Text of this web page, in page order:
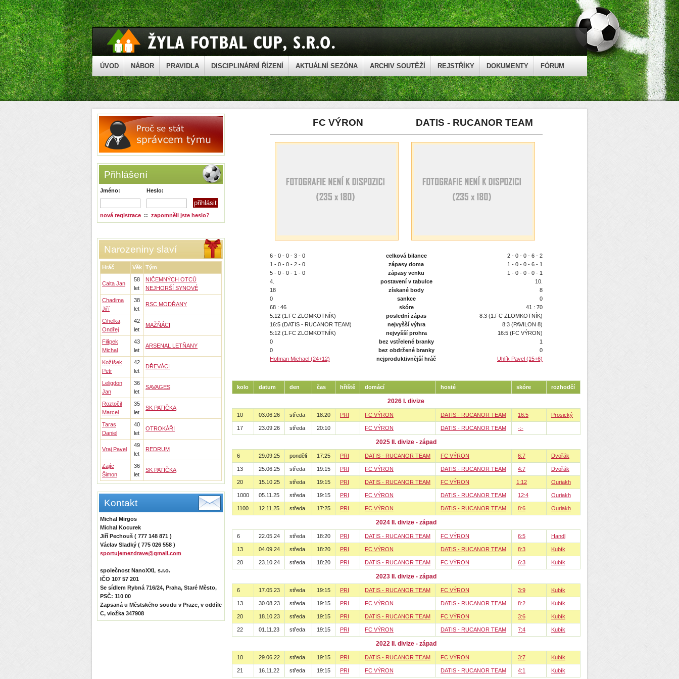
ÚVOD NÁBOR PRAVIDLA DISCIPLINÁRNÍ ŘÍZENÍ AKTUÁLNÍ SEZÓNA ARCHIV SOUTĚŽÍ REJSTŘÍKY DOKUMENTY FÓRUM
Přihlášení
Jméno: Heslo:
nová registrace :: zapomněli jste heslo?
Narozeniny slaví
Hráč Věk Tým
Calta Jan
58
let
NIČEMNÝCH OTCŮ
NEJHORŠÍ SYNOVÉ
Chadima
Jiří
38
let
RSC MODŘANY
Cihelka
Ondřej
42
let
MAŽŇÁCI
Filípek
Michal
43
let
ARSENAL LETŇANY
Kožíšek
Petr
42
let
DŘEVÁCI
Leligdon
Jan
36
let
SAVAGES
Roztočil
Marcel
35
let
SK PATIČKA
Taras
Daniel
40
let
OTROKÁŘI
Vraj Pavel
49
let
REDRUM
Zajíc
Šimon
36
let
SK PATIČKA
Kontakt
Michal Mirgos
Michal Kocurek
Jiří Pechouš ( 777 148 871 )
Václav Sladký ( 775 026 558 )
sportujemezdrave@gmail.com
společnost NanoXXL s.r.o.
IČO 107 57 201
Se sídlem Rybná 716/24, Praha, Staré Město,
PSČ: 110 00
Zapsaná u Městského soudu v Praze, v oddíle
C, vložka 347908
FC VÝRON DATIS - RUCANOR TEAM
6 - 0 - 0 - 3 - 0 celková bilance
2 - 0 - 0 - 6 - 2
1 - 0 - 0 - 2 - 0
zápasy doma
1 - 0 - 0 - 6 - 1
5 - 0 - 0 - 1 - 0
zápasy venku
1 - 0 - 0 - 0 - 1
4.
postavení v tabulce
10.
18
získané body
8
0
sankce
0
68 : 46
skóre
41 : 70
5:12 (1.FC ZLOMKOTNÍK)
poslední zápas
8:3 (1.FC ZLOMKOTNÍK)
16:5 (DATIS - RUCANOR TEAM)
nejvyšší výhra
8:3 (PAVILON 8)
5:12 (1.FC ZLOMKOTNÍK)
nejvyšší prohra
16:5 (FC VÝRON)
0
bez vstřelené branky
1
0
bez obdržené branky
0
Hofman Michael (24+12)
nejproduktivnější hráč Uhlík Pavel (15+6)
kolo datum den čas hřiště domácí hosté skóre rozhodčí
2026 I. divize
10 03.06.26 středa 18:20 PRI FC VÝRON DATIS - RUCANOR TEAM 16:5 Prosický
17 23.09.26 středa 20:10 FC VÝRON DATIS - RUCANOR TEAM -:-
2025 II. divize - západ
6 29.09.25 pondělí 17:25 PRI DATIS - RUCANOR TEAM FC VÝRON 6:7 Dvořák
13 25.06.25 středa 19:15 PRI FC VÝRON DATIS - RUCANOR TEAM 4:7 Dvořák
20 15.10.25 středa 19:15 PRI DATIS - RUCANOR TEAM FC VÝRON 1:12 Ouriakh
1000 05.11.25 středa 19:15 PRI FC VÝRON DATIS - RUCANOR TEAM 12:4 Ouriakh
1100 12.11.25 středa 17:25 PRI FC VÝRON DATIS - RUCANOR TEAM 8:6 Ouriakh
2024 II. divize - západ
6 22.05.24 středa 18:20 PRI DATIS - RUCANOR TEAM FC VÝRON 6:5 Handl
13 04.09.24 středa 18:20 PRI FC VÝRON DATIS - RUCANOR TEAM 8:3 Kubík
20 23.10.24 středa 18:20 PRI DATIS - RUCANOR TEAM FC VÝRON 6:3 Kubík
2023 II. divize - západ
6 17.05.23 středa 19:15 PRI DATIS - RUCANOR TEAM FC VÝRON 3:9 Kubík
13 30.08.23 středa 19:15 PRI FC VÝRON DATIS - RUCANOR TEAM 8:2 Kubík
20 18.10.23 středa 19:15 PRI DATIS - RUCANOR TEAM FC VÝRON 3:6 Kubík
22 01.11.23 středa 19:15 PRI FC VÝRON DATIS - RUCANOR TEAM 7:4 Kubík
2022 II. divize - západ
10 29.06.22 středa 19:15 PRI DATIS - RUCANOR TEAM FC VÝRON 3:7 Kubík
21 16.11.22 středa 19:15 PRI FC VÝRON DATIS - RUCANOR TEAM 4:1 Kubík